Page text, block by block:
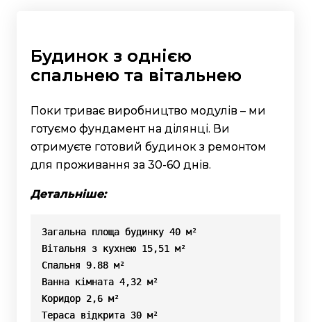
Будинок з однією
спальнею та вітальнею
Поки триває виробництво модулів – ми
готуємо фундамент на ділянці. Ви
отримуєте готовий будинок з ремонтом
для проживання за 30-60 днів.
Детальніше:
Загальна площа будинку 40 м²
Вітальня з кухнею 15,51 м²
Спальня 9.88 м²
Ванна кімната 4,32 м²
Коридор 2,6 м²
Тераса відкрита 30 м²